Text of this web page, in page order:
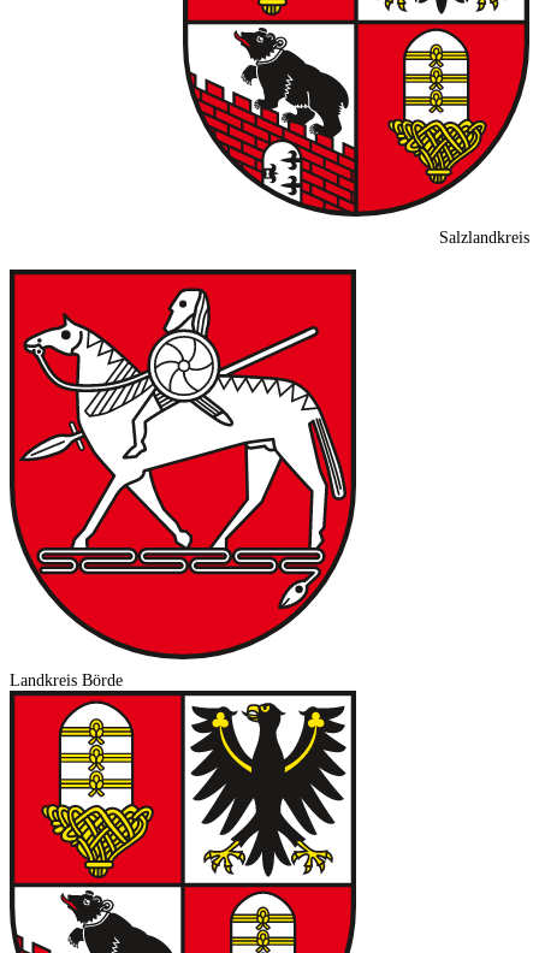
Salzlandkreis
Landkreis Börde